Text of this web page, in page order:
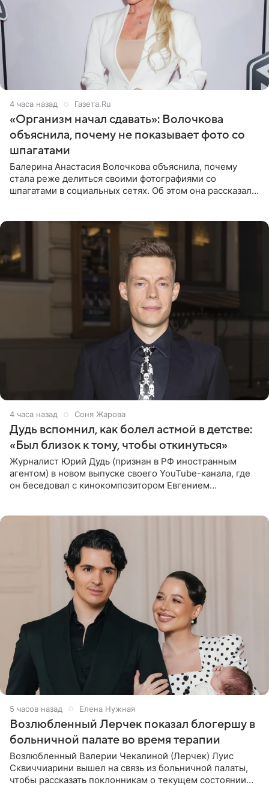
4 часа назад Газета.Ru
«Организм начал сдавать»: Волочкова
объяснила, почему не показывает фото со
шпагатами
Балерина Анастасия Волочкова объяснила, почему
стала реже делиться своими фотографиями со
шпагатами в социальных сетях. Об этом она рассказала
4 часа назад Соня Жарова
Дудь вспомнил, как болел астмой в детстве:
«Был близок к тому, чтобы откинуться»
Журналист Юрий Дудь (признан в РФ иностранным
агентом) в новом выпуске своего YouTube-канала, где
он беседовал с кинокомпозитором Евгением
5 часов назад Елена Нужная
Возлюбленный Лерчек показал блогершу в
больничной палате во время терапии
Возлюбленный Валерии Чекалиной (Лерчек) Луис
Сквиччиарини вышел на связь из больничной палаты,
чтобы рассказать поклонникам о текущем состоянии